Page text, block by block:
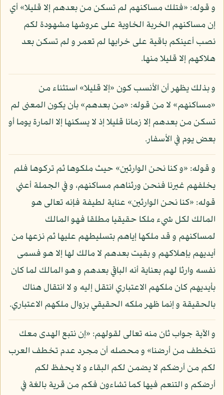
و قوله: «فتلك مساكنهم لم تسكن من بعدهم إلا قليلا» أي
إن مساكنهم الخربة الخاوية على عروشها مشهودة لكم
نصب أعينكم باقية على خرابها لم تعمر و لم تسكن بعد
هلاكهم إلا قليلا منها.
و بذلك يظهر أن الأنسب كون «إلا قليلا» استثناء من
«مساكنهم» لا من قوله: «من بعدهم» بأن يكون المعنى لم
تسكن من بعدهم إلا زمانا قليلا إذ لا يسكنها إلا المارة يوما أو
بعض يوم في الأسفار.
و قوله: «و كنا نحن الوارثين» حيث ملكوها ثم تركوها فلم
يخلفهم غيرنا فنحن ورثناهم مساكنهم، و في الجملة أعني
قوله: «كنا نحن الوارثين» عناية لطيفة فإنه تعالى هو
المالك لكل شيء ملكا حقيقيا مطلقا فهو المالك
لمساكنهم و قد ملكها إياهم بتسليطهم عليها ثم نزعها من
أيديهم بإهلاكهم و بقيت بعدهم لا مالك لها إلا هو فسمى
نفسه وارثا لهم بعناية أنه الباقي بعدهم و هو المالك لما كان
بأيديهم كان ملكهم الاعتباري انتقل إليه و لا انتقال هناك
بالحقيقة و إنما ظهر ملكه الحقيقي بزوال ملكهم الاعتباري.
و الآية جواب ثان منه تعالى لقولهم: «إن نتبع الهدى معك
نتخطف من أرضنا» و محصله أن مجرد عدم تخطف العرب
لكم من أرضكم لا يضمن لكم البقاء و لا يحفظ لكم
أرضكم و التنعم فيها كما تشاءون فكم من قرية بالغة في